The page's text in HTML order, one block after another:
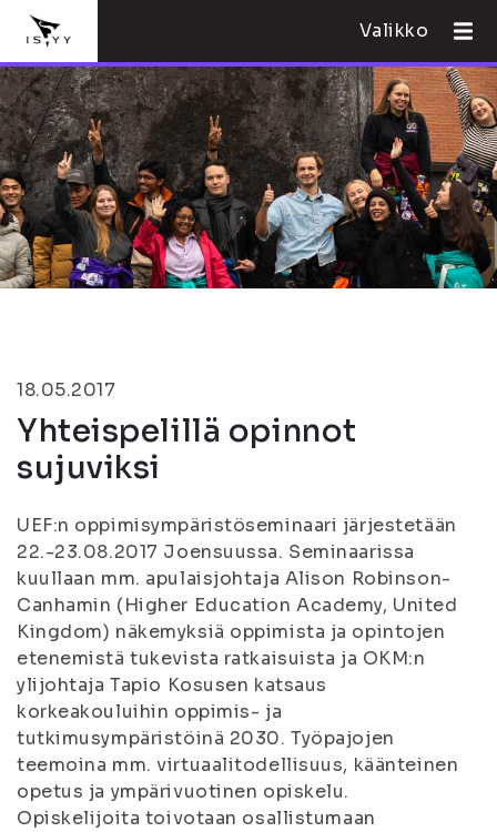
Valikko
18.05.2017
Yhteispelillä opinnot
sujuviksi
UEF:n oppimisympäristöseminaari järjestetään
22.-23.08.2017 Joensuussa. Seminaarissa
kuullaan mm. apulaisjohtaja Alison Robinson-
Canhamin (Higher Education Academy, United
Kingdom) näkemyksiä oppimista ja opintojen
etenemistä tukevista ratkaisuista ja OKM:n
ylijohtaja Tapio Kosusen katsaus
korkeakouluihin oppimis- ja
tutkimusympäristöinä 2030. Työpajojen
teemoina mm. virtuaalitodellisuus, käänteinen
opetus ja ympärivuotinen opiskelu.
Opiskelijoita toivotaan osallistumaan